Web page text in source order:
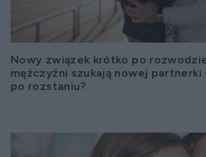
Nowy związek krótko po
mężczyźni szukają nowej partnerki
po rozstaniu?